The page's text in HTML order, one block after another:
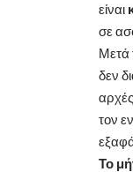
είναι
σε
Μετά
δεν
αρχές
τον
Το